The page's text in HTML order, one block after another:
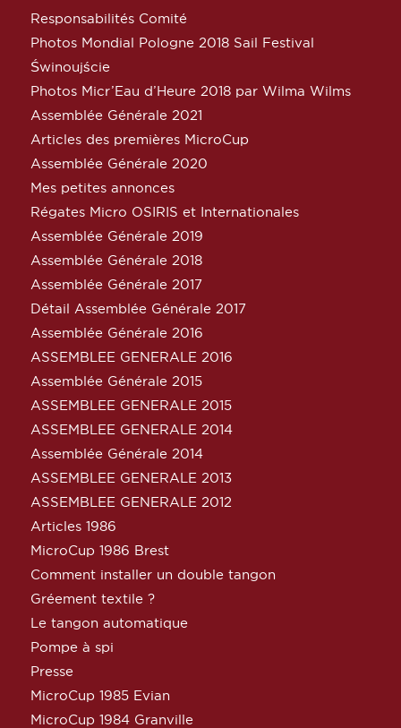
Responsabilités Comité
Photos Mondial Pologne 2018 Sail Festival
Świnoujście
Photos Micr’Eau d’Heure 2018 par Wilma Wilms
Assemblée Générale 2021
Articles des premières MicroCup
Assemblée Générale 2020
Mes petites annonces
Régates Micro OSIRIS et Internationales
Assemblée Générale 2019
Assemblée Générale 2018
Assemblée Générale 2017
Détail Assemblée Générale 2017
Assemblée Générale 2016
ASSEMBLEE GENERALE 2016
Assemblée Générale 2015
ASSEMBLEE GENERALE 2015
ASSEMBLEE GENERALE 2014
Assemblée Générale 2014
ASSEMBLEE GENERALE 2013
ASSEMBLEE GENERALE 2012
Articles 1986
MicroCup 1986 Brest
Comment installer un double tangon
Gréement textile ?
Le tangon automatique
Pompe à spi
Presse
MicroCup 1985 Evian
MicroCup 1984 Granville